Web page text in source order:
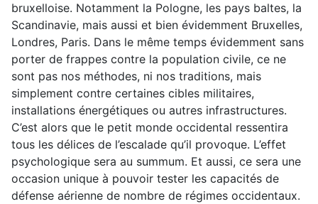
bruxelloise. Notamment la Pologne, les pays baltes, la
Scandinavie, mais aussi et bien évidemment Bruxelles,
Londres, Paris. Dans le même temps évidemment sans
porter de frappes contre la population civile, ce ne
sont pas nos méthodes, ni nos traditions, mais
simplement contre certaines cibles militaires,
installations énergétiques ou autres infrastructures.
C’est alors que le petit monde occidental ressentira
tous les délices de l’escalade qu’il provoque. L’effet
psychologique sera au summum. Et aussi, ce sera une
occasion unique à pouvoir tester les capacités de
défense aérienne de nombre de régimes occidentaux.